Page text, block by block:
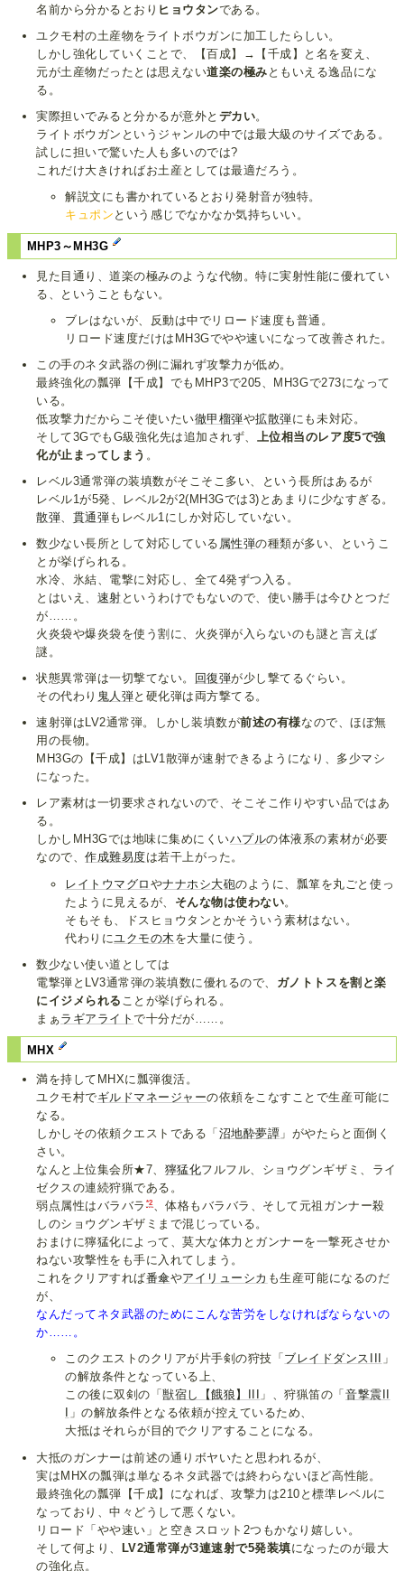
名前から分かるとおり ヒョウタンである。
ユクモ村の土産物をライトボウガンに加工したらしい。
しかし強化していくことで、【百成】→【千成】と名を変え、
元が土産物だったとは思えない道楽の極み ともいえる逸品にな
る。
実際担いでみると分かるが意外と デカい。
ライトボウガンというジャンルの中では最大級のサイズである。
試しに担いで驚いた人も多いのでは?
これだけ大きければお土産としては最適だろう。
解説文にも書かれているとおり発射音が独特。
キュポン という感じでなかなか気持ちいい。
MHP3～MH3G
見た目通り、道楽の極みのような代物。特に実射性能に優れてい
る、ということもない。
ブレはないが、反動は中でリロード速度も普通。
リロード速度だけはMH3Gでやや速いになって改善された。
この手のネタ武器の例に漏れず攻撃力が低め。
最終強化の瓢弾【千成】でもMHP3で205、MH3Gで273になって
いる。
低攻撃力だからこそ使いたい徹甲榴弾や拡散弾にも未対応。
そして3GでもG級強化先は追加されず、 上位相当のレア度5で強
化が止まってしまう 。
レベル3通常弾の装填数がそこそこ多い、という長所はあるが
レベル1が5発、レベル2が2(MH3Gでは3)とあまりに少なすぎる。
散弾、 貫通弾もレベル1にしか対応していない。
数少ない長所として対応している 属性弾の種類が多い、というこ
とが挙げられる。
水冷、氷結、電撃に対応し、全て4発ずつ入る。
とはいえ、 速射 というわけでもないので、使い勝手は今ひとつだ
が……。
火炎袋や爆炎袋を使う割に、火炎弾が入らないのも謎と言えば
謎。
状態異常弾は一切撃てない。
回復弾が少し撃てるぐらい。
その代わり 鬼人弾と硬化弾は両方撃てる。
速射弾はLV2通常弾。しかし装填数が前述の有様なので、ほぼ無
用の長物。
MH3Gの【千成】はLV1散弾が速射できるようになり、多少マシ
になった。
レア素材は一切要求されないので、そこそこ作りやすい品ではあ
る。
しかしMH3Gでは地味に集めにくいハプルの体液系の素材が必要
なので、作成難易度は若干上がった。
レイトウマグロ やナナホシ大砲のように、瓢箪を丸ごと使っ
たように見えるが、 そんな物は使わない。
そもそも、ドスヒョウタンとかそういう素材はない。
代わりに ユクモの木 を大量に使う。
数少ない使い道としては
電撃弾とLV3通常弾の装填数に優れるので、 ガノトトスを割と楽
にイジメられる ことが挙げられる。
まぁ ラギアライトで十分だが……。
MHX
満を持してMHXに瓢弾復活。
ユクモ村でギルドマネージャーの依頼をこなすことで生産可能に
なる。
しかしその依頼クエストである「 沼地酔夢譚 」がやたらと面倒く
さい。
なんと上位集会所★7、 獰猛化フルフル、ショウグンギザミ、ライ
ゼクスの連続狩猟である。
弱点属性はバラバラ *2、体格もバラバラ、そして元祖ガンナー殺
しのショウグンギザミまで混じっている。
おまけに獰猛化によって、莫大な体力とガンナーを一撃死させか
ねない攻撃性をも手に入れてしまう。
これをクリアすれば番傘やアイリューシカ も生産可能になるのだ
が、
なんだってネタ武器のためにこんな苦労をしなければならないの
か……。
このクエストのクリアが片手剣の狩技「 ブレイドダンスIII
」
の解放条件となっている上、
この後に双剣の「獣宿し【餓狼】III 」、狩猟笛の「音撃震II
」の解放条件となる依頼が控えているため、
大抵はそれらが目的でクリアすることになる。
大抵のガンナーは前述の通りボヤいたと思われるが、
実はMHXの瓢弾は単なるネタ武器では終わらないほど高性能。
最終強化の瓢弾【千成】になれば、攻撃力は210と標準レベルに
なっており、中々どうして悪くない。
リロード「やや速い」と空きスロット2つもかなり嬉しい。
そして何より、 LV2通常弾が3連速射で5発装填になったのが最大
の強化点。